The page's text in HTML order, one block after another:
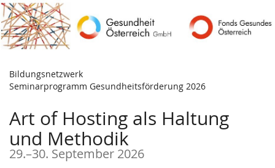
Zum
Haupt-
Inhalt
springen
Bildungsnetzwerk
Seminarprogramm Gesundheitsförderung 2026
Art of Hosting als Haltung
und Methodik
29.–bis
30. September 2026